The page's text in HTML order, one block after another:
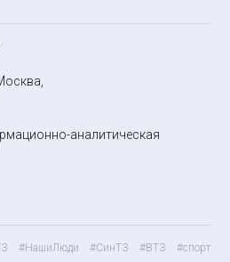
аналитическая
#НашиЛюди #СинТЗ #ВТЗ #спорт